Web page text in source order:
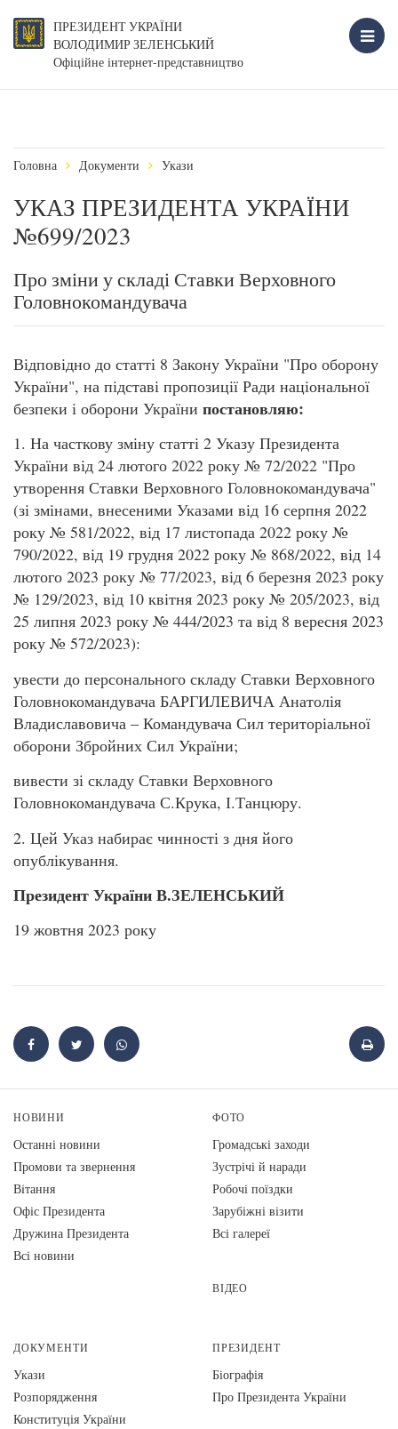
ПРЕЗИДЕНТ УКРАЇНИ
ВОЛОДИМИР ЗЕЛЕНСЬКИЙ
Офіційне інтернет-представництво
Головна Документи Укази
УКАЗ ПРЕЗИДЕНТА УКРАЇНИ
№699/2023
Про зміни у складі Ставки Верховного
Головнокомандувача
Відповідно до статті 8 Закону України "Про оборону
України", на підставі пропозиції Ради національної
безпеки і оборони України постановляю:
1. На часткову зміну статті 2 Указу Президента
України від 24 лютого 2022 року № 72/2022 "Про
утворення Ставки Верховного Головнокомандувача"
(зі змінами, внесеними Указами від 16 серпня 2022
року № 581/2022, від 17 листопада 2022 року №
790/2022, від 19 грудня 2022 року № 868/2022, від 14
лютого 2023 року № 77/2023, від 6 березня 2023 року
№ 129/2023, від 10 квітня 2023 року № 205/2023, від
25 липня 2023 року № 444/2023 та від 8 вересня 2023
року № 572/2023):
увести до персонального складу Ставки Верховного
Головнокомандувача БАРГИЛЕВИЧА Анатолія
Владиславовича – Командувача Сил територіальної
оборони Збройних Сил України;
вивести зі складу Ставки Верховного
Головнокомандувача С.Крука, І.Танцюру.
2. Цей Указ набирає чинності з дня його
опублікування.
Президент України В.ЗЕЛЕНСЬКИЙ
19 жовтня 2023 року
НОВИНИ
Останні новини
Промови та звернення
Вiтання
Офіс Президента
Дружина Президента
Всі новини
ФОТО
Громадські заходи
Зустрічі й наради
Робочі поїздки
Зарубіжні візити
Всі галереї
ВІДЕО
ДОКУМЕНТИ
Укази
Розпорядження
Конституція України
ПРЕЗИДЕНТ
Біографія
Про Президента України